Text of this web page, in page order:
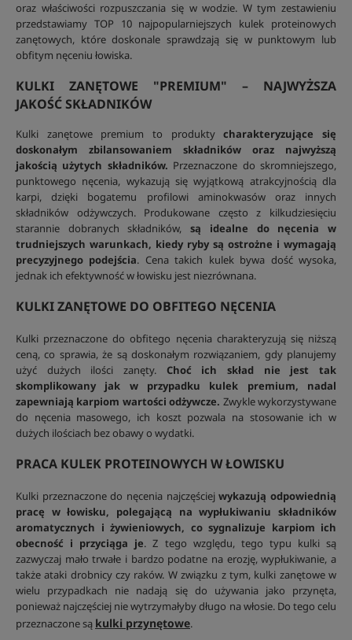
oraz właściwości rozpuszczania się w wodzie. W tym zestawieniu
przedstawiamy TOP 10 najpopularniejszych kulek proteinowych
zanętowych, które doskonale sprawdzają się w punktowym lub
obfitym nęceniu łowiska.
KULKI ZANĘTOWE "PREMIUM" – NAJWYŻSZA
JAKOŚĆ SKŁADNIKÓW
Kulki zanętowe premium to produktycharakteryzujące się
doskonałym zbilansowaniem składników oraz najwyższą
jakością użytych składników. Przeznaczone do skromniejszego,
punktowego nęcenia, wykazują się wyjątkową atrakcyjnością dla
karpi, dzięki bogatemu profilowi aminokwasów oraz innych
składników odżywczych. Produkowane często z kilkudziesięciu
starannie dobranych składników,są idealne do nęcenia w
trudniejszych warunkach, kiedy ryby są ostrożne i wymagają
precyzyjnego podejścia. Cena takich kulek bywa dość wysoka,
jednak ich efektywność w łowisku jest niezrównana.
KULKI ZANĘTOWE DO OBFITEGO NĘCENIA
Kulki przeznaczone do obfitego nęcenia charakteryzują się niższą
ceną, co sprawia, że są doskonałym rozwiązaniem, gdy planujemy
użyć dużych ilości zanęty. Choć ich skład nie jest tak
skomplikowany jak w przypadku kulek premium, nadal
zapewniają karpiom wartości odżywcze. Zwykle wykorzystywane
do nęcenia masowego, ich koszt pozwala na stosowanie ich w
dużych ilościach bez obawy o wydatki.
PRACA KULEK PROTEINOWYCH W ŁOWISKU
Kulki przeznaczone do nęcenia najczęściejwykazują odpowiednią
pracę w łowisku, polegającą na wypłukiwaniu składników
aromatycznych i żywieniowych, co sygnalizuje karpiom ich
obecność i przyciąga je. Z tego względu, tego typu kulki są
zazwyczaj mało trwałe i bardzo podatne na erozję, wypłukiwanie, a
także ataki drobnicy czy raków. W związku z tym, kulki zanętowe w
wielu przypadkach nie nadają się do używania jako przynęta,
ponieważ najczęściej nie wytrzymałyby długo na włosie. Do tego celu
przeznaczone są kulki przynętowe.